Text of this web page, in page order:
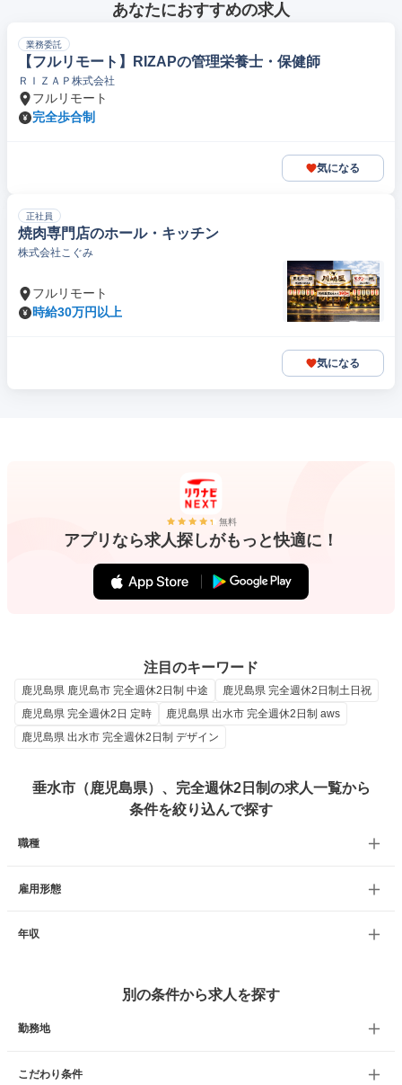
あなたにおすすめの求人
業務委託
【フルリモート】RIZAPの管理栄養士・保健師
ＲＩＺＡＰ株式会社
フルリモート
完全歩合制
気になる
正社員
焼肉専門店のホール・キッチン
株式会社こぐみ
フルリモート
時給30万円以上
気になる
無料
アプリなら求人探しがもっと快適に！
注目のキーワード
鹿児島県 鹿児島市 完全週休2日制 中途
鹿児島県 完全週休2日制土日祝
鹿児島県 完全週休2日 定時
鹿児島県 出水市 完全週休2日制 aws
鹿児島県 出水市 完全週休2日制 デザイン
垂水市（鹿児島県）、完全週休2日制の求人一覧から
条件を絞り込んで探す
職種
雇用形態
年収
別の条件から求人を探す
勤務地
こだわり条件